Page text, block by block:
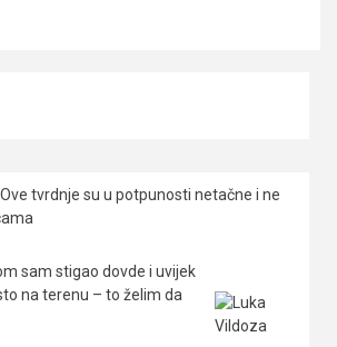
tvrdnje su u potpunosti netačne i ne
sam stigao dovde i uvijek
na terenu – to želim da